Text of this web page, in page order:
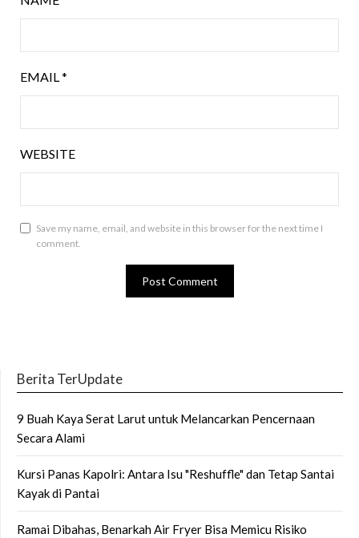
EMAIL*
WEBSITE
Save my name, email, and website in this browser for the next time I
comment.
Berita TerUpdate
9 Buah Kaya Serat Larut untuk Melancarkan Pencernaan
Secara Alami
Kursi Panas Kapolri: Antara Isu "Reshuffle" dan Tetap Santai
Kayak di Pantai
Ramai Dibahas, Benarkah Air Fryer Bisa Memicu Risiko